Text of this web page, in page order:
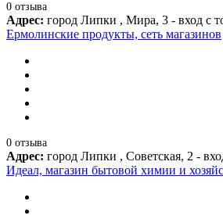
0 отзыва
Адрес: город Липки , Мира, 3 - вход с
Ермолинские продукты, сеть магазинов
0 отзыва
Адрес: город Липки , Советская, 2 -
Идеал, магазин бытовой химии и